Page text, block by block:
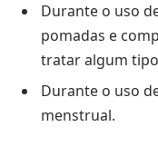
Durante o uso
pomadas e
tratar algum
Durante o uso
menstrual.